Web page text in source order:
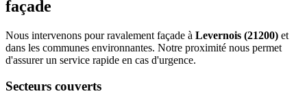
façade
Nous intervenons pour ravalement façade à Levernois (21200) et
dans les communes environnantes. Notre proximité nous permet
d'assurer un service rapide en cas d'urgence.
Secteurs couverts